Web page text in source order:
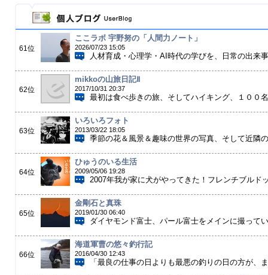
61位
ここラボ 宇野努の「人間力ノート」
2026/07/23 15:05
人材育成・心理学・AI時代の学びを、日常の出来
62位
mikkoの山旅日記Ⅱ
2017/10/31 20:37
最初は食べ歩きの旅、そしてハイキング、１００
63位
いろいろフォト
2013/03/22 18:05
季節の花＆風景＆趣味の世界の写真、そして近隣
64位
ひゅうのいる生活
2009/05/06 19:28
2007年我が家に犬がやってきた！フレンチブルド
65位
金剛石と真珠
2019/01/30 06:40
ダイヤモンド富士、パール富士をメインに撮って
66位
海道軍曹の悠々釣行記
2016/04/30 12:43
「最良の仕事の日よりも最悪の釣りの日の方が